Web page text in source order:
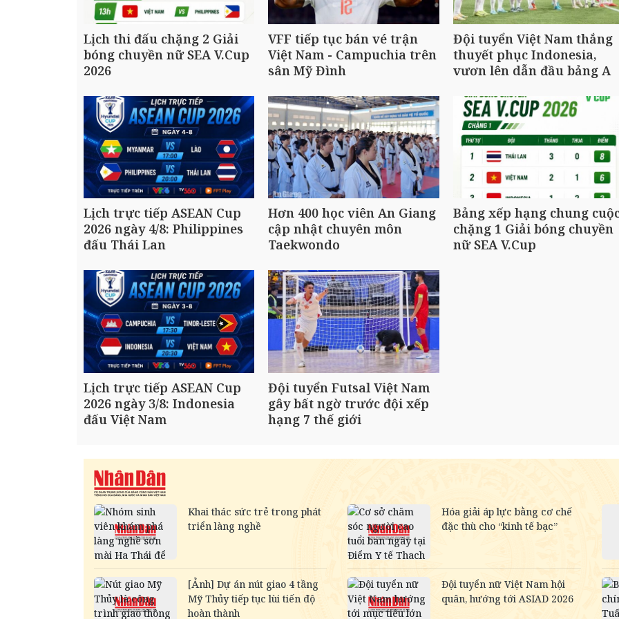
Lịch thi đấu chặng 2 Giải
bóng chuyền nữ SEA V.Cup
2026
VFF tiếp tục bán vé trận
Việt Nam - Campuchia trên
sân Mỹ Đình
Đội tuyển Việt Nam thắng
thuyết phục Indonesia,
vươn lên dẫn đầu bảng A
Lịch trực tiếp ASEAN Cup
2026 ngày 4/8: Philippines
đấu Thái Lan
Hơn 400 học viên An Giang
cập nhật chuyên môn
Taekwondo
Bảng xếp hạng chung
chặng 1 Giải bóng chuyền
nữ SEA V.Cup
Lịch trực tiếp ASEAN Cup
2026 ngày 3/8: Indonesia
đấu Việt Nam
Đội tuyển Futsal Việt Nam
gây bất ngờ trước đội xếp
hạng 7 thế giới